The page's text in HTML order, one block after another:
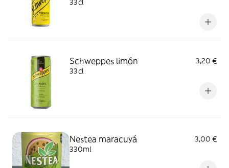
33cl
Schweppes limón
3,20 €
33cl
Nestea maracuyá
3,00 €
330ml